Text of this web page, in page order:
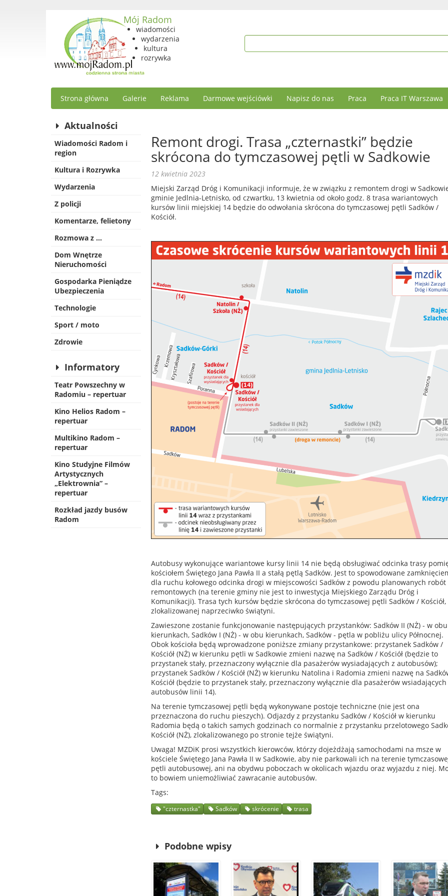
Mój Radom
wiadomości
wydarzenia
kultura
rozrywka
Strona główna Galerie Reklama Darmowe wejściówki Napisz do nas Praca Praca IT Warszawa
Aktualności
Wiadomości Radom i
region
Kultura i Rozrywka
Wydarzenia
Z policji
Komentarze, felietony
Rozmowa z …
Dom Wnętrze
Nieruchomości
Gospodarka Pieniądze
Ubezpieczenia
Technologie
Sport / moto
Zdrowie
Informatory
Teatr Powszechny w
Radomiu – repertuar
Kino Helios Radom –
repertuar
Multikino Radom –
repertuar
Kino Studyjne Filmów
Artystycznych
„Elektrownia” –
repertuar
Rozkład jazdy busów
Radom
Remont drogi. Trasa „czternastki” będzie
skrócona do tymczasowej pętli w Sadkowie
12 kwietnia 2023
Miejski Zarząd Dróg i Komunikacji informuje, że w związku z remontem drogi w
gminie Jedlnia-Letnisko, od czwartku, 13 kwietnia od około godz. 8 trasa wariantowych
kursów linii miejskiej 14 będzie do odwołania skrócona do tymczasowej pętli Sadków /
Kościół.
Autobusy wykonujące wariantowe kursy linii 14 nie będą obsługiwać odcinka trasy
kościołem Świętego Jana Pawła II a stałą pętlą Sadków. Jest to spowodowane
dla ruchu kołowego odcinka drogi w miejscowości Sadków z powodu planowanych robót
remontowych (na terenie gminy nie jest to inwestycja Miejskiego Zarządu Dróg i
Komunikacji). Trasa tych kursów będzie skrócona do tymczasowej pętli Sadków / Kościół,
zlokalizowanej naprzeciwko świątyni.
Zawieszone zostanie funkcjonowanie następujących przystanków: Sadków II (NŻ) - w obu
kierunkach, Sadków I (NŻ) - w obu kierunkach, Sadków - pętla w pobliżu ulicy Północnej.
Obok kościoła będą wprowadzone poniższe zmiany przystankowe: przystanek Sadków /
Kościół (NŻ) w kierunku pętli w Sadkowie zmieni nazwę na Sadków / Kościół (będzie to
przystanek stały, przeznaczony wyłącznie dla pasażerów wysiadających z autobusów);
przystanek Sadków / Kościół (NŻ) w kierunku Natolina i Radomia zmieni nazwę na
Kościół (będzie to przystanek stały, przeznaczony wyłącznie dla pasażerów
autobusów linii 14).
Na terenie tymczasowej pętli będą wykonywane postoje techniczne (nie jest ona
przeznaczona do ruchu pieszych). Odjazdy z przystanku Sadków / Kościół w kierunku
Radomia będą o takich samych godzinach co normalnie z przystanku przelotowego
Kościół (NŻ), zlokalizowanego po stronie tejże świątyni.
Uwaga! MZDiK prosi wszystkich kierowców, którzy dojeżdżają samochodami na msze w
kościele Świętego Jana Pawła II w Sadkowie, aby nie parkowali ich na terenie
pętli autobusowej, ani na obydwu poboczach w okolicach wjazdu oraz wyjazdu z niej.
to bowiem uniemożliwiać zawracanie autobusów.
Tags
"czternastka" Sadków skrócenie trasa
Podobne wpisy